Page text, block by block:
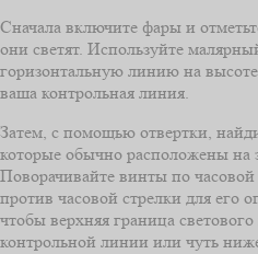
Сначала включите фары и
они светят. Используйте
горизонтальную линию на
ваша контрольная линия.
Затем, с помощью отвертки,
которые обычно расположены на
Поворачивайте винты по часовой
против часовой стрелки для его
чтобы верхняя граница
контрольной линии или чуть